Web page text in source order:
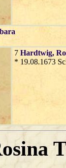
7 Hardtwig,
* 19.08.1673